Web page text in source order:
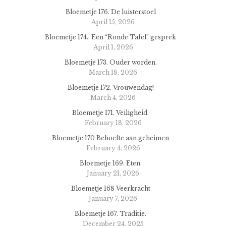
Bloemetje 176. De luisterstoel
April 15, 2026
Bloemetje 174. Een “Ronde Tafel” gesprek
April 1, 2026
Bloemetje 173. Ouder worden.
March 18, 2026
Bloemetje 172. Vrouwendag!
March 4, 2026
Bloemetje 171. Veiligheid.
February 18, 2026
Bloemetje 170 Behoefte aan geheimen
February 4, 2026
Bloemetje 169. Eten.
January 21, 2026
Bloemetje 168 Veerkracht
January 7, 2026
Bloemetje 167. Traditie.
December 24, 2025